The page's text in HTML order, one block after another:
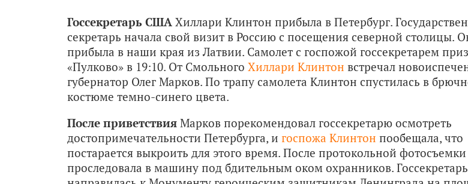
Госсекретарь США Хиллари Клинтон прибыла в Петербург.
секретарь начала свой визит в Россию с посещения северной столицы.
прибыла в наши края из Латвии. Самолет с госпожой госсекретарем
«Пулково» в 19:10. От Смольного Хиллари Клинтон встречал
губернатор Олег Марков. По трапу самолета Клинтон спустилась в
костюме темно-синего цвета.
После приветствия Марков порекомендовал госсекретарю осмотреть
достопримечательности Петербурга, и госпожа Клинтон пообещала, что
постарается выкроить для этого время. После протокольной
проследовала в машину под бдительным оком охранников. Госсекретарь